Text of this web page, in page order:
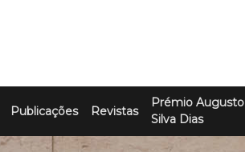
Publicações Revistas
Prémio Augusto
Silva Dias